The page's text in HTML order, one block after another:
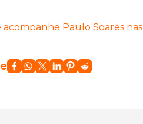
Paulo Soares nas